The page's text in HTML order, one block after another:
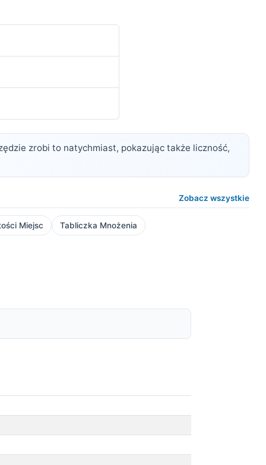
zrobi to natychmiast, pokazując także liczność,
Zobacz wszystkie
Miejsc Tabliczka Mnożenia